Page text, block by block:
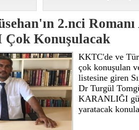
2.nci
Konuşulacak
KKTC'de ve
çok konuşulan
listesine giren
Dr Turgül
KARANLIĞI
yaratacak